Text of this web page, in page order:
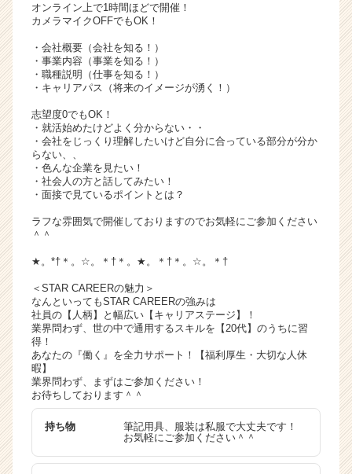
h
e
e
r
C
a
e
e
オンライン上で1時間ほどで開催！
カメラマイクOFFでもOK！
・会社概要（会社を知る！）
・事業内容（事業を知る！）
・職種説明（仕事を知る！）
・キャリアパス（将来のイメージが湧く！）
志望度0でもOK！
・就活始めたけどよく分からない・・
・会社をじっくり理解したいけど自分に合っている部分が分か
らない、、
・色んな企業を見たい！
・社会人の方と話してみたい！
・面接で見ているポイントとは？
ラフな雰囲気で開催しておりますのでお気軽にご参加ください
＾＾
★。*†＊。☆。＊†＊。★。＊†＊。☆。＊†
＜STAR CAREERの魅力＞
なんといってもSTAR CAREERの強みは
社員の【人柄】と幅広い【キャリアステージ】！
業界問わず、世の中で通用するスキルを【20代】のうちに習
得！
あなたの『働く』を全力サポート！【福利厚生・大切な人休
暇】
業界問わず、まずはご参加ください！
お待ちしております＾＾
持ち物
筆記用具、服装は私服で大丈夫です！
お気軽にご参加ください＾＾